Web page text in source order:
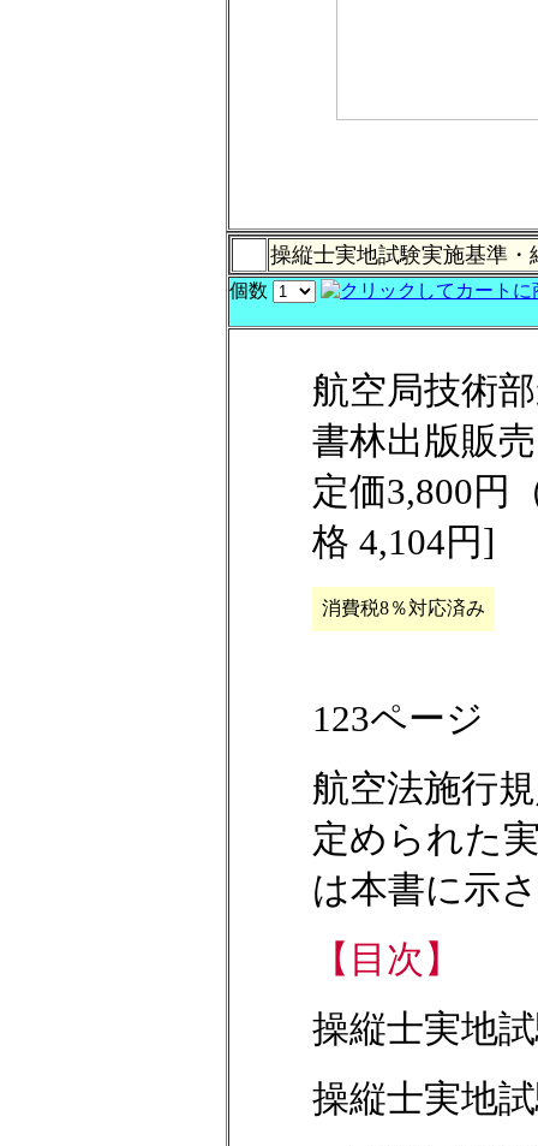
操縦士実地試験実施基準・
個数
航空局技術
書林出版販売
定価3,800円
格 4,104円]
消費税8％対応済み
123ページ
航空法施行
定められた
は本書に示
【目次】
操縦士実地
操縦士実地